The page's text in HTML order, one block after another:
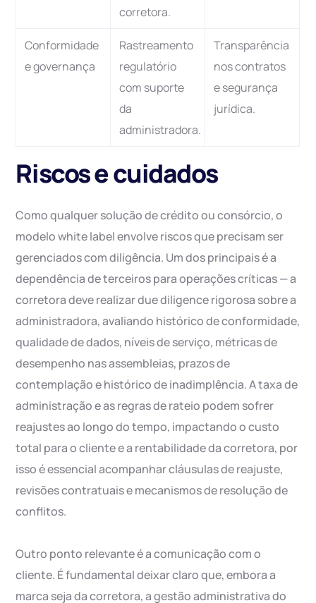
corretora.
Conformidade
e governança
Rastreamento
regulatório
com suporte
da
administradora.
Transparência
nos contratos
e segurança
jurídica.
Riscos e cuidados
Como qualquer solução de crédito ou consórcio, o
modelo white label envolve riscos que precisam ser
gerenciados com diligência. Um dos principais é a
dependência de terceiros para operações críticas — a
corretora deve realizar due diligence rigorosa sobre a
administradora, avaliando histórico de conformidade,
qualidade de dados, níveis de serviço, métricas de
desempenho nas assembleias, prazos de
contemplação e histórico de inadimplência. A taxa de
administração e as regras de rateio podem sofrer
reajustes ao longo do tempo, impactando o custo
total para o cliente e a rentabilidade da corretora, por
isso é essencial acompanhar cláusulas de reajuste,
revisões contratuais e mecanismos de resolução de
conflitos.
Outro ponto relevante é a comunicação com o
cliente. É fundamental deixar claro que, embora a
marca seja da corretora, a gestão administrativa do